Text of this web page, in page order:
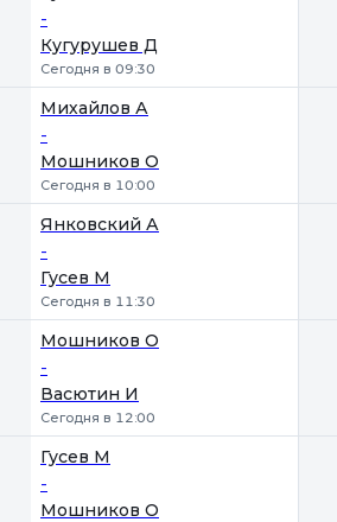
-
Кугурушев Д
Сегодня в 09:30
Михайлов А
-
Мошников О
Сегодня в 10:00
Янковский А
-
Гусев М
Сегодня в 11:30
Мошников О
-
Васютин И
Сегодня в 12:00
Гусев М
-
Мошников О